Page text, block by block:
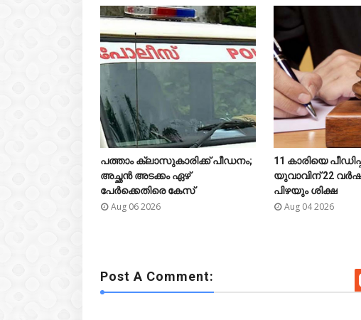
  
പത്താം ക്ലാസുകാരിക്ക് പീഡനം;
അച്ഛൻ അടക്കം ഏഴ്
പേർക്കെതിരെ കേസ്
Aug 06 2026
  
11 കാരിയെ
യുവാവിന് 22
പിഴയും ശിക്ഷ
Aug 04 2026

Post A Comment: